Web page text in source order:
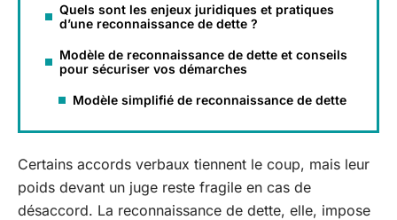
Quels sont les enjeux juridiques et pratiques
d’une reconnaissance de dette ?
Modèle de reconnaissance de dette et conseils
pour sécuriser vos démarches
Modèle simplifié de reconnaissance de dette
Certains accords verbaux tiennent le coup, mais leur
poids devant un juge reste fragile en cas de
désaccord. La reconnaissance de dette, elle, impose